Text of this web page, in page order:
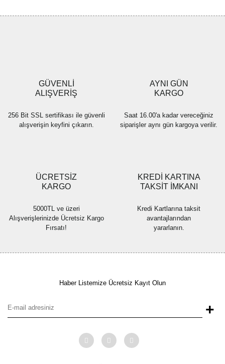
Ürün fiyatı diğer sitelerden daha pahalı.
Bu ürüne benzer farklı alternatifler olmalı.
GÜVENLİ
ALIŞVERİŞ
256 Bit SSL sertifikası ile güvenli
alışverişin keyfini çıkarın.
AYNI GÜN
KARGO
Saat 16.00'a kadar vereceğiniz
siparişler aynı gün kargoya verilir.
ÜCRETSİZ
KARGO
5000TL ve üzeri
Alışverişlerinizde Ücretsiz Kargo
Fırsatı!
KREDİ KARTINA
TAKSİT İMKANI
Kredi Kartlarına taksit
avantajlarından
yararlanın.
Haber Listemize Ücretsiz Kayıt Olun
+